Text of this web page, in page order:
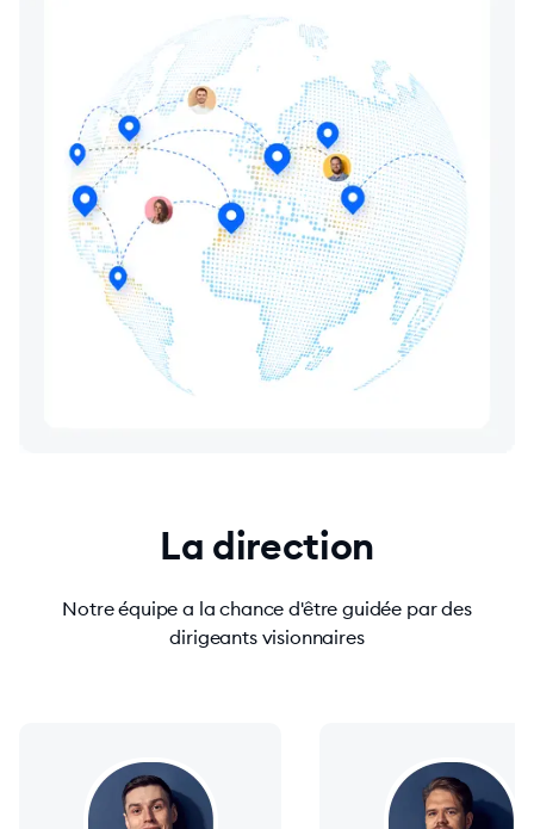
La direction
Notre équipe a la chance d'être guidée par des
dirigeants visionnaires